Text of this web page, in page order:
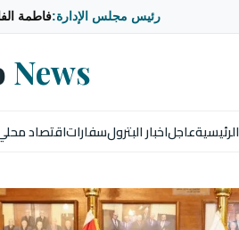
رئيس مجلس الإدارة:فاطمة
News
الرئيسيةعاجلاخبار البترولسفاراتاقتصاد